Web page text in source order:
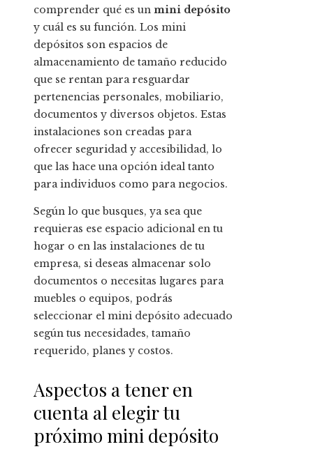
comprender qué es un mini depósito
y cuál es su función. Los mini
depósitos son espacios de
almacenamiento de tamaño reducido
que se rentan para resguardar
pertenencias personales, mobiliario,
documentos y diversos objetos. Estas
instalaciones son creadas para
ofrecer seguridad y accesibilidad, lo
que las hace una opción ideal tanto
para individuos como para negocios.
Según lo que busques, ya sea que
requieras ese espacio adicional en tu
hogar o en las instalaciones de tu
empresa, si deseas almacenar solo
documentos o necesitas lugares para
muebles o equipos, podrás
seleccionar el mini depósito adecuado
según tus necesidades, tamaño
requerido, planes y costos.
Aspectos a tener en
cuenta al elegir tu
próximo mini depósito